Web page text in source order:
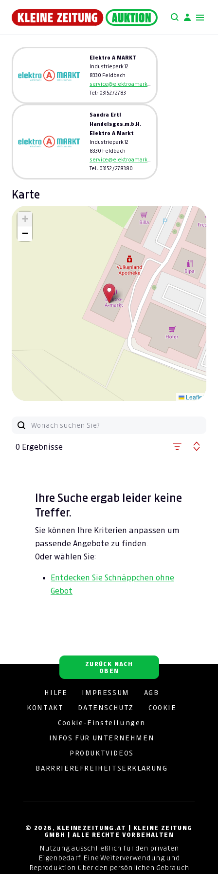
Elektro A MARKT
Industriepark 12
8330 Feldbach
Tel.: 03152 / 2783
Sandra Ertl
Handelsges.m.b.H.
Elektro A Markt
Industriepark 12
8330 Feldbach
Tel.: 03152 / 278380
Karte
+
−
Leaflet
0 Ergebnisse
Ihre Suche ergab leider keine
Treffer.
Sie können Ihre Kriterien anpassen um
passende Angebote zu finden.
Oder wählen Sie:
Entdecken Sie Schnäppchen ohne
Gebot
ZURÜCK NACH
OBEN
© 2026, KLEINEZEITUNG.AT | KLEINE ZEITUNG
GMBH | ALLE RECHTE VORBEHALTEN
Nutzung ausschließlich für den privaten
Eigenbedarf. Eine Weiterverwendung und
Reproduktion über den persönlichen Gebrauch
HILFE IMPRESSUM AGB
KONTAKT DATENSCHUTZ COOKIE
Cookie-Einstellungen
INFOS FÜR UNTERNEHMEN
PRODUKTVIDEOS
BARRRIEREFREIHEITSERKLÄRUNG